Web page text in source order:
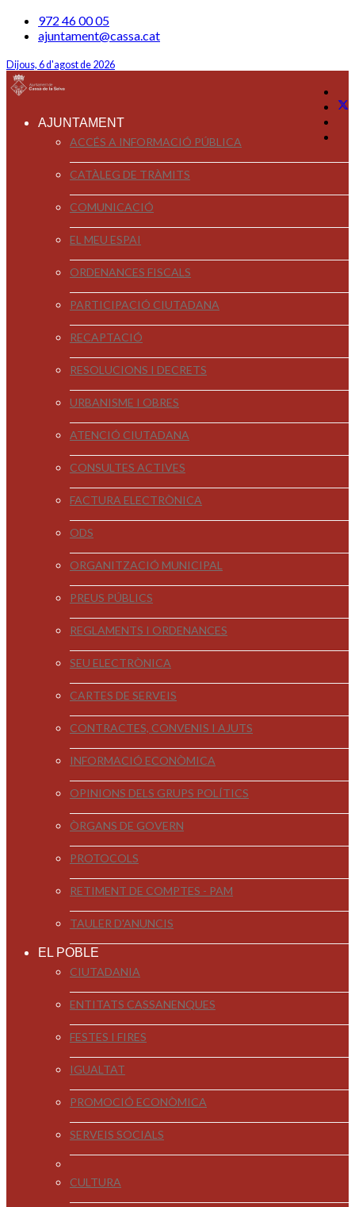
972 46 00 05
ajuntament@cassa.cat
Dijous, 6 d'agost de 2026
AJUNTAMENT
ACCÉS A INFORMACIÓ PÚBLICA
CATÀLEG DE TRÀMITS
COMUNICACIÓ
EL MEU ESPAI
ORDENANCES FISCALS
PARTICIPACIÓ CIUTADANA
RECAPTACIÓ
RESOLUCIONS I DECRETS
URBANISME I OBRES
ATENCIÓ CIUTADANA
CONSULTES ACTIVES
FACTURA ELECTRÒNICA
ODS
ORGANITZACIÓ MUNICIPAL
PREUS PÚBLICS
REGLAMENTS I ORDENANCES
SEU ELECTRÒNICA
CARTES DE SERVEIS
CONTRACTES, CONVENIS I AJUTS
INFORMACIÓ ECONÒMICA
OPINIONS DELS GRUPS POLÍTICS
ÒRGANS DE GOVERN
PROTOCOLS
RETIMENT DE COMPTES - PAM
TAULER D'ANUNCIS
EL POBLE
CIUTADANIA
ENTITATS CASSANENQUES
FESTES I FIRES
IGUALTAT
PROMOCIÓ ECONÒMICA
SERVEIS SOCIALS
CULTURA